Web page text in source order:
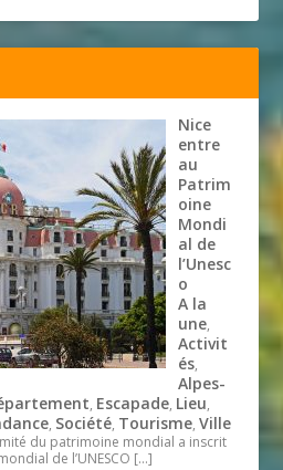
Nice
entre
au
Patrim
oine
Mondi
al de
l’Unesc
o
A la
une,
Activit
és,
Alpes-
, Escapade, Lieu,
, Société, Tourisme,Ville
du patrimoine mondial a inscrit
de l’UNESCO […]